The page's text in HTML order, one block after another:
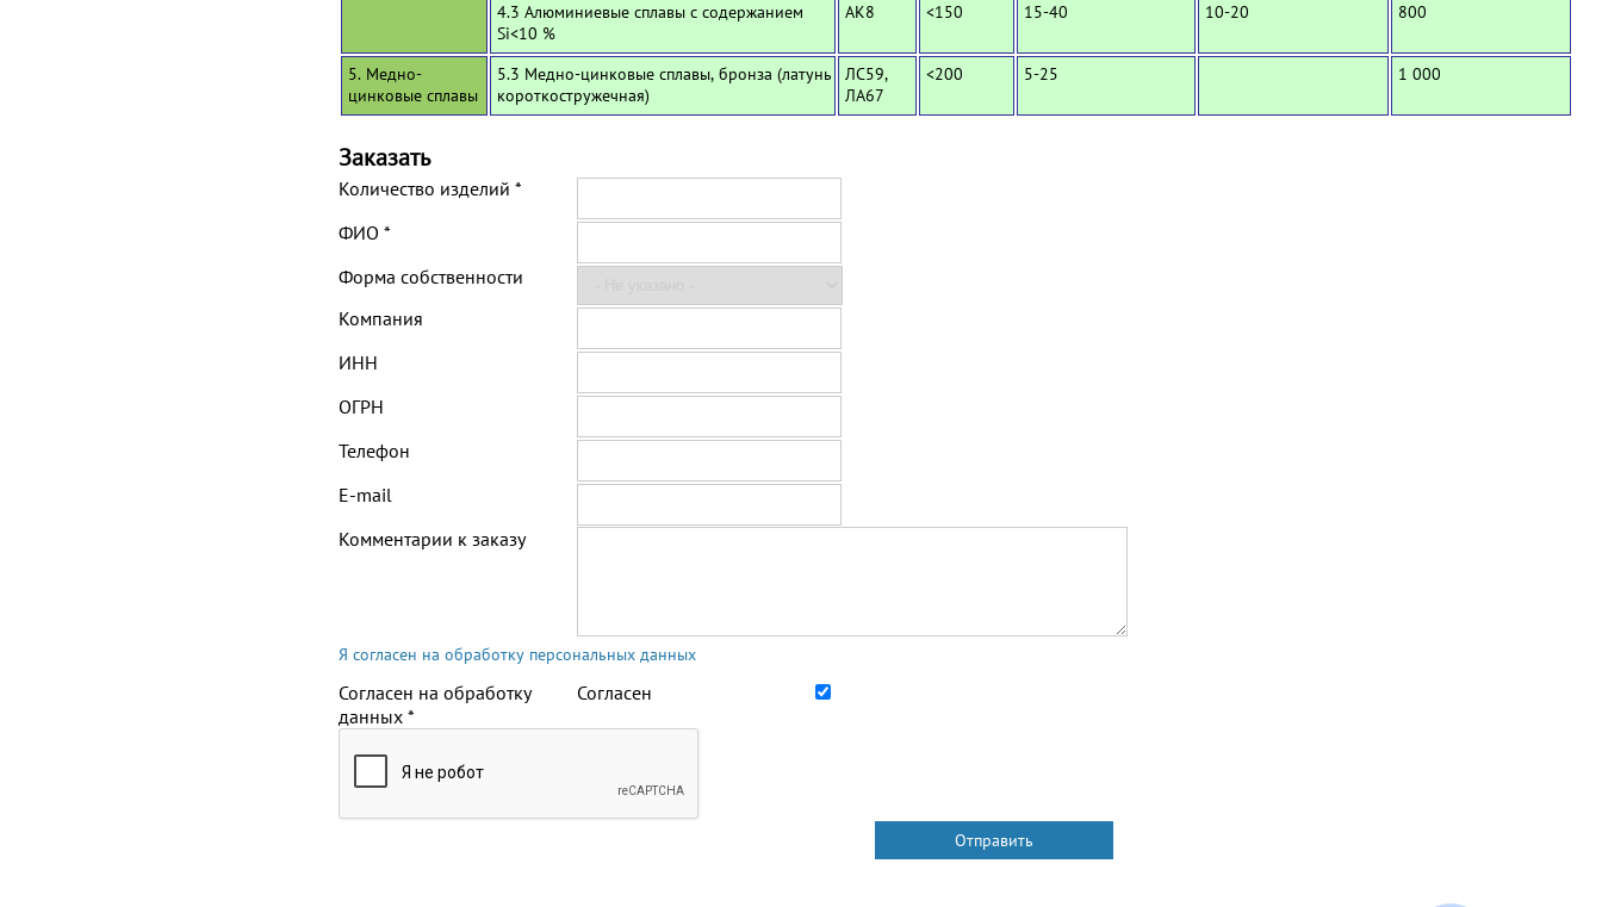
4.3 Алюминиевые сплавы с содержанием
Si<10 %
АК8 <150 15-40 10-20 800
5. Медно-
цинковые сплавы
5.3 Медно-цинковые сплавы, бронза (латунь
короткостружечная)
ЛС59,
ЛА67
<200 5-25 1 000
Заказать
Количество изделий *
ФИО *
Форма собственности
Компания
ИНН
ОГРН
Телефон
E-mail
Комментарии к заказу
Я согласен на обработку персональных данных
Согласен на обработку
данных *
Согласен